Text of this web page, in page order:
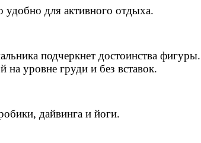
удобно для активного отдыха.
подчеркнет достоинства
на уровне груди и без вставок.
дайвинга и йоги.